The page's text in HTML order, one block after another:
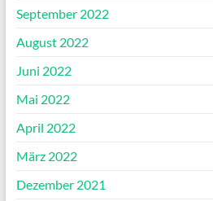
September 2022
August 2022
Juni 2022
Mai 2022
April 2022
März 2022
Dezember 2021